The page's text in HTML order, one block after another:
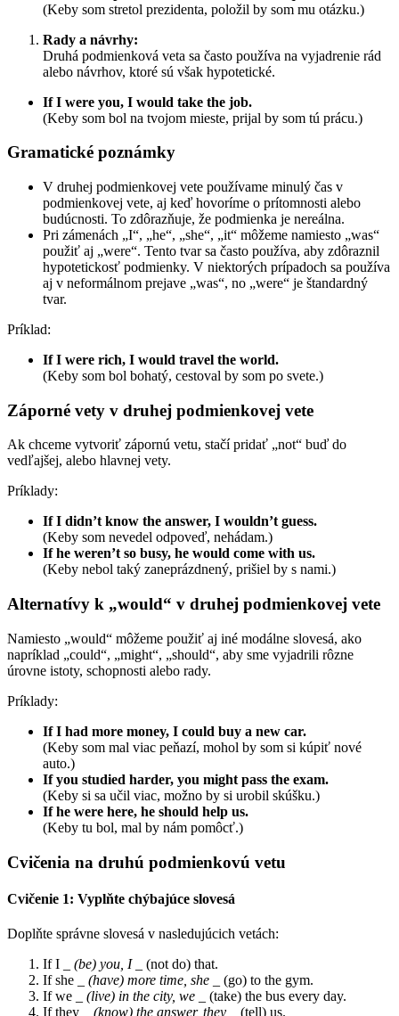
(Keby som stretol prezidenta, položil by som mu otázku.)
Rady a návrhy:
Druhá podmienková veta sa často používa na vyjadrenie rád
alebo návrhov, ktoré sú však hypotetické.
If I were you, I would take the job.
(Keby som bol na tvojom mieste, prijal by som tú prácu.)
Gramatické poznámky
V druhej podmienkovej vete používame minulý čas v
podmienkovej vete, aj keď hovoríme o prítomnosti alebo
budúcnosti. To zdôrazňuje, že podmienka je nereálna.
Pri zámenách „I“, „he“, „she“, „it“ môžeme namiesto „was“
použiť aj „were“. Tento tvar sa často používa, aby zdôraznil
hypotetickosť podmienky. V niektorých prípadoch sa používa
aj v neformálnom prejave „was“, no „were“ je štandardný
tvar.
Príklad:
If I were rich, I would travel the world.
(Keby som bol bohatý, cestoval by som po svete.)
Záporné vety v druhej podmienkovej vete
Ak chceme vytvoriť zápornú vetu, stačí pridať „not“ buď do
vedľajšej, alebo hlavnej vety.
Príklady:
If I didn’t know the answer, I wouldn’t guess.
(Keby som nevedel odpoveď, nehádam.)
If he weren’t so busy, he would come with us.
(Keby nebol taký zaneprázdnený, prišiel by s nami.)
Alternatívy k „would“ v druhej podmienkovej vete
Namiesto „would“ môžeme použiť aj iné modálne slovesá, ako
napríklad „could“, „might“, „should“, aby sme vyjadrili rôzne
úrovne istoty, schopnosti alebo rady.
Príklady:
If I had more money, I could buy a new car.
(Keby som mal viac peňazí, mohol by som si kúpiť nové
auto.)
If you studied harder, you might pass the exam.
(Keby si sa učil viac, možno by si urobil skúšku.)
If he were here, he should help us.
(Keby tu bol, mal by nám pomôcť.)
Cvičenia na druhú podmienkovú vetu
Cvičenie 1: Vyplňte chýbajúce slovesá
Doplňte správne slovesá v nasledujúcich vetách:
If I
_ (be) you, I _
(not do) that.
If she
_ (have) more time, she _
(go) to the gym.
If we
_ (live) in the city, we _
(take) the bus every day.
If they
_ (know) the answer, they _
(tell) us.